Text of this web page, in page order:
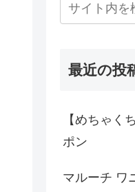
最近の投
【めちゃく
ポン
マルーチ ワ